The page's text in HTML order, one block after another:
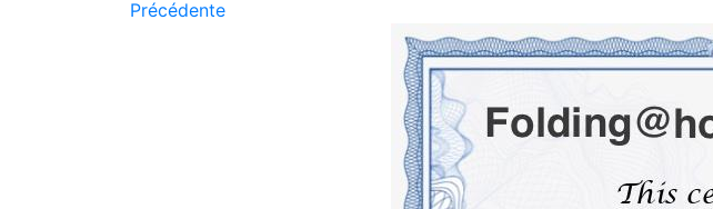
Précédente